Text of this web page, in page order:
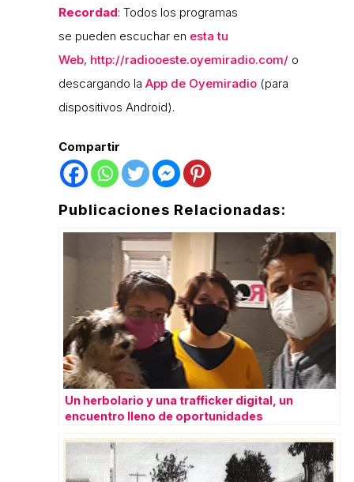
Recordad: Todos los programas
se pueden escuchar en esta tu
Web, http://radiooeste.oyemiradio.com/ o
descargando la App de Oyemiradio (para
dispositivos Android).
Compartir
Publicaciones Relacionadas:
Un herbolario y una trafficker digital, un
encuentro lleno de oportunidades